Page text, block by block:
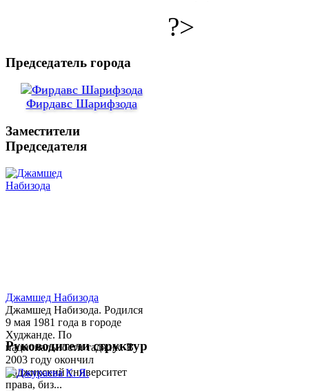
?>
Председатель города
Фирдавс Шарифзода
Заместители
Председателя
Джамшед Набизода
Джамшед Набизода. Родился
9 мая 1981 года в городе
Худжанде. По
национальности таджик. В
2003 году окончил
Таджикский университет
права, биз...
Руководители структур